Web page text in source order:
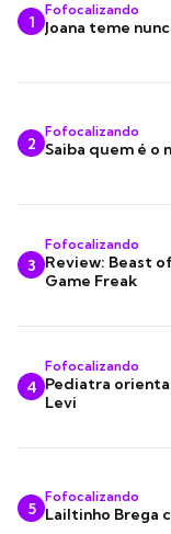
1
Fofocalizando
Joana teme
2
Fofocalizando
Saiba quem é o
3
Fofocalizando
Review: Beast
Game Freak
4
Fofocalizando
Pediatra
Levi
5
Fofocalizando
Lailtinho Brega